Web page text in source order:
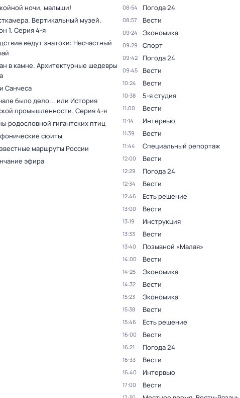
ночи, малыши!
Вертикальный музей.
1. Серия 4-я
ведут знатоки: Несчастный
в камне. Архитектурные шедевры
Санчеса
было дело... или История
промышленности. Серия 4-я
родословной гигантских птиц
сюиты
маршруты России
эфира
08:54 Погода 24
08:57 Вести
09:24 Экономика
09:29 Спорт
09:42 Погода 24
09:45 Вести
10:24 Вести
10:38 5-я студия
11:00 Вести
11:14 Интервью
11:39 Вести
11:44 Специальный репортаж
12:00 Вести
12:29 Погода 24
12:34 Вести
12:46 Есть решение
13:00 Вести
13:19 Инструкция
13:33 Вести
13:40 Позывной «Малая»
14:00 Вести
14:25 Экономика
14:32 Вести
15:23 Экономика
15:38 Вести
15:46 Есть решение
16:00 Вести
16:21 Погода 24
16:33 Вести
16:40 Интервью
17:00 Вести